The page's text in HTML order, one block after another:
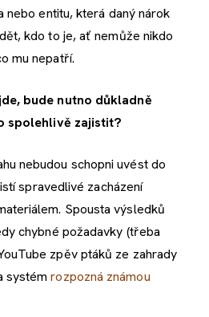
entitu, která daný nárok
kdo to je, ať nemůže nikdo
mu nepatří.
bude nutno důkladně
spolehlivě zajistit?
nebudou schopni uvést do
spravedlivé zacházení
Spousta výsledků
chybné požadavky (třeba
zpěv ptáků ze zahrady
systémrozpozná známou